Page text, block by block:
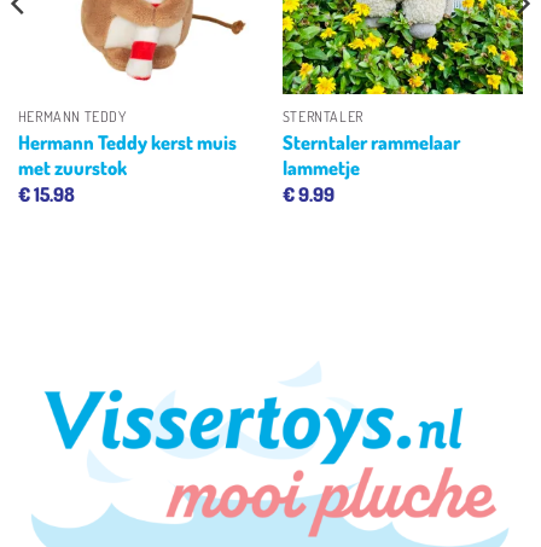
HERMANN TEDDY
Hermann Teddy kerst muis
met zuurstok
€15.98
STERNTALER
Sterntaler rammelaar
lammetje
€9.99